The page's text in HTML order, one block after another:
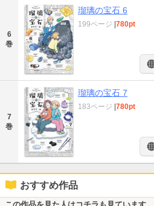
6
巻
瑠璃の宝石 6
199ページ 780pt
7
巻
瑠璃の宝石 7
183ページ 780pt
おすすめ作品